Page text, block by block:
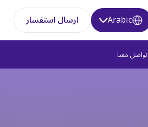
Arabic ارسال استفسار
تواصل معنا